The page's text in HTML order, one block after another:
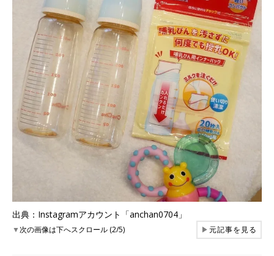
出典：Instagramアカウント「anchan0704」
▼次の画像は下へスクロール (2/5) ▶元記事を見る